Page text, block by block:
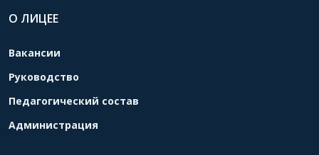
О ЛИЦЕЕ
Вакансии
Руководство
Педагогический состав
Администрация